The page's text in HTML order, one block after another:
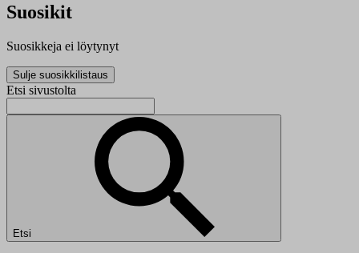
Suosikit
Suosikkeja ei löytynyt
Sulje suosikkilistaus
Etsi sivustolta
Etsi